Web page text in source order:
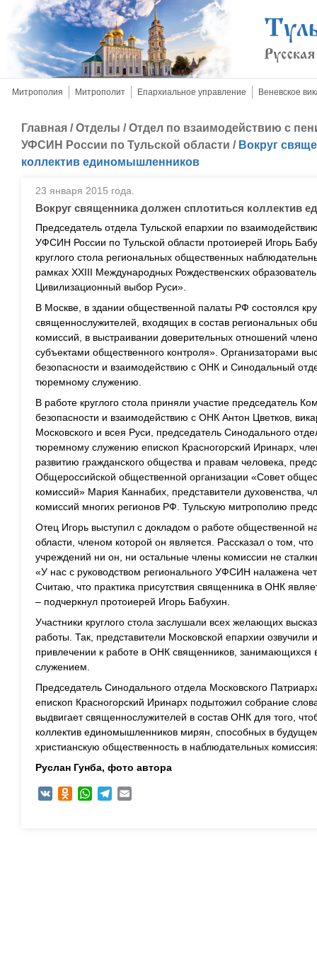
Митрополия Митрополит Епархиальное управление Веневское
Главная /Отделы /Отдел по взаимодействию с
УФСИН России по Тульской области / Вокруг
коллектив единомышленников
23 января 2015 года.
Вокруг священника должен сплотиться коллектив
Председатель отдела Тульской епархии по
УФСИН России по Тульской области протоиерей Игорь
круглого стола региональных общественных
рамках XXIII Международных Рождественских
Цивилизационный выбор Руси».
В Москве, в здании общественной палаты РФ состоялся
священнослужителей, входящих в состав региональных
комиссий, в выстраивании доверительных отношений
субъектами общественного контроля». Организаторами
безопасности и взаимодействию с ОНК и Синодальный
тюремному служению.
В работе круглого стола приняли участие председатель
безопасности и взаимодействию с ОНК Антон Цветков,
Московского и всея Руси, председатель Синодального
тюремному служению епископ Красногорский Иринарх,
развитию гражданского общества и правам человека,
Общероссийской общественной организации «Совет
комиссий» Мария Каннабих, представители духовенства,
комиссий многих регионов РФ. Тульскую митрополию
Отец Игорь выступил с докладом о работе общественной
области, членом которой он является. Рассказал о том,
учреждений ни он, ни остальные члены комиссии не
«У нас с руководством регионального УФСИН налажена
Считаю, что практика присутствия священника в ОНК
– подчеркнул протоиерей Игорь Бабухин.
Участники круглого стола заслушали всех желающих
работы. Так, представители Московской епархии
привлечении к работе в ОНК священников, занимающихся
служением.
Председатель Синодального отдела Московского
епископ Красногорский Иринарх подытожил собрание
выдвигает священнослужителей в состав ОНК для того,
коллектив единомышленников мирян, способных в
христианскую общественность в наблюдательных
Руслан Гунба, фото автора
VK Odnoklassniki
WhatsAppTelegram